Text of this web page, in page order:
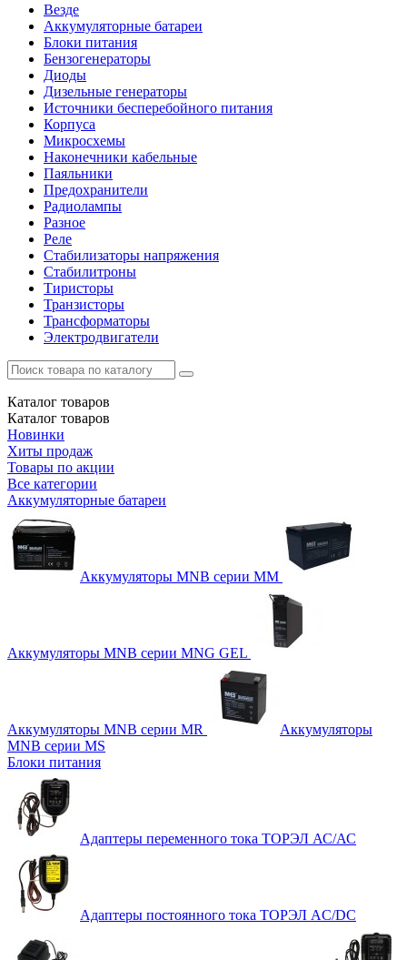
Везде
Аккумуляторные батареи
Блоки питания
Бензогенераторы
Диоды
Дизельные генераторы
Источники бесперебойного питания
Корпуса
Микросхемы
Наконечники кабельные
Паяльники
Предохранители
Радиолампы
Разное
Реле
Стабилизаторы напряжения
Стабилитроны
Тиристоры
Транзисторы
Трансформаторы
Электродвигатели
Каталог товаров
Каталог товаров
Новинки
Хиты продаж
Товары по акции
Все категории
Аккумуляторные батареи
Аккумуляторы MNB серии MM
Аккумуляторы MNB серии MNG GEL
Аккумуляторы MNB серии MR
Аккумуляторы
MNB серии MS
Блоки питания
Адаптеры переменного тока ТОРЭЛ АС/АС
Адаптеры постоянного тока ТОРЭЛ AC/DC